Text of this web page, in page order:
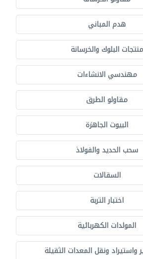
هدم المباني
منتجات البلوك والخرسانة
مهندسي الانشاءات
مقاولو الطرق
البيوت الجاهزة
سحب الحديد والفولاذ
السقالات
اختبار التربة
المولدات الكهربائية
واستيراد ونقل المعدات الثقيلة